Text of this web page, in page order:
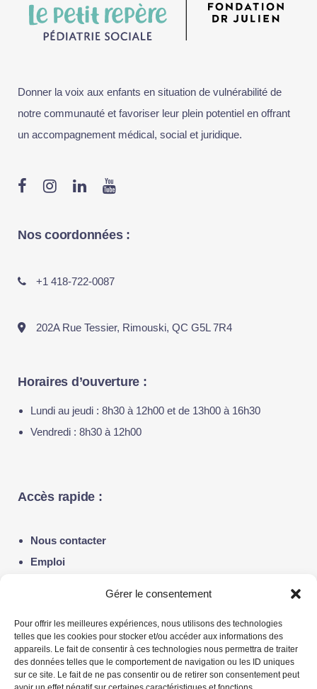
Gérer le consentement
Pour offrir les meilleures expériences, nous utilisons des technologies
telles que les cookies pour stocker et/ou accéder aux informations des
appareils. Le fait de consentir à ces technologies nous permettra de traiter
des données telles que le comportement de navigation ou les ID uniques
sur ce site. Le fait de ne pas consentir ou de retirer son consentement peut
Donner la voix aux enfants en situation de vulnérabilité de
notre communauté et favoriser leur plein potentiel en offrant
un accompagnement médical, social et juridique.
Nos coordonnées :
+1 418-722-0087
202A Rue Tessier, Rimouski, QC G5L 7R4
Horaires d’ouverture :
Lundi au jeudi : 8h30 à 12h00 et de 13h00 à 16h30
Vendredi : 8h30 à 12h00
Accès rapide :
Nous contacter
Emploi
Liens utiles :